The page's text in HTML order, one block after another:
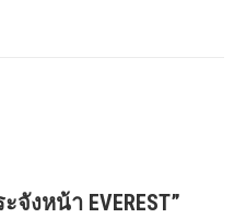
จังหน้า EVEREST”